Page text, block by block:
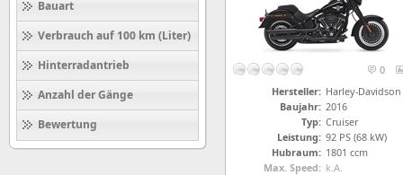
Bauart
Verbrauch auf 100 km (Liter)
Hinterradantrieb
Anzahl der Gänge
Bewertung
0
Hersteller: Harley-Davidson
Baujahr: 2016
Typ: Cruiser
Leistung: 92 PS (68 kW)
Hubraum: 1801 ccm
Max. Speed: k.A.